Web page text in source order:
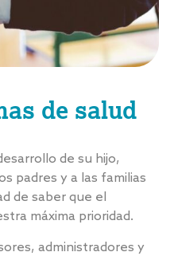
de salud
de su hijo,
padres y a las familias
de saber que el
máxima prioridad.
administradores y